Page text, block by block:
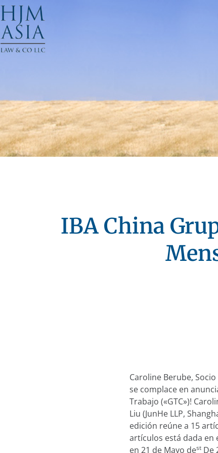
IBA China
Caroline Berube,
se complace en
Trabajo («GTC»)!
Liu (JunHe LLP,
edición reúne a 15
artículos está dada en
en 21 de Mayo dest De